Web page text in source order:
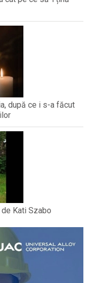
după ce i s-a făcut
Kati Szabo